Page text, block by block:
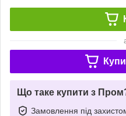
Що таке купити з
Замовлення під